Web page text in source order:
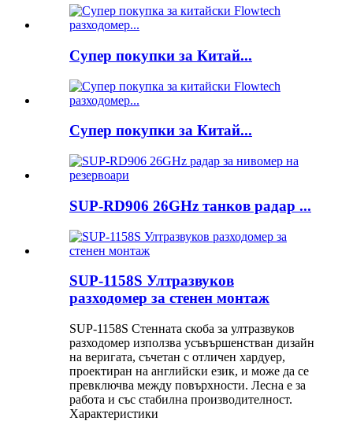
Супер покупки за Китай...
Супер покупки за Китай...
SUP-RD906 26GHz танков радар ...
SUP-1158S Ултразвуков
разходомер за стенен монтаж
SUP-1158S Стенната скоба за ултразвуков
разходомер използва усъвършенстван дизайн
на веригата, съчетан с отличен хардуер,
проектиран на английски език, и може да се
превключва между повърхности. Лесна е за
работа и със стабилна производителност.
Характеристики